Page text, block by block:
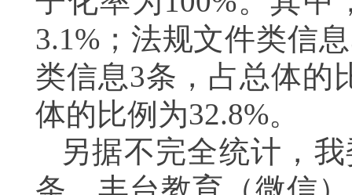
3.1%；法规文件类信
类信息3条，占总体的
体的比例为32.8%。
另据不完全统计，